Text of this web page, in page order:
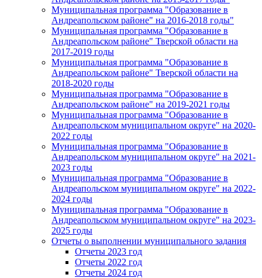
Муниципальная программа "Образование в
Андреапольском районе" на 2016-2018 годы"
Муниципальная программа "Образование в
Андреапольском районе" Тверской области на
2017-2019 годы
Муниципальная программа "Образование в
Андреапольском районе" Тверской области на
2018-2020 годы
Муниципальная программа "Образование в
Андреапольском районе" на 2019-2021 годы
Муниципальная программа "Образование в
Андреапольском муниципальном округе" на 2020-
2022 годы
Муниципальная программа "Образование в
Андреапольском муниципальном округе" на 2021-
2023 годы
Муниципальная программа "Образование в
Андреапольском муниципальном округе" на 2022-
2024 годы
Муниципальная программа "Образование в
Андреапольском муниципальном округе" на 2023-
2025 годы
Отчеты о выполнении муниципального задания
Отчеты 2023 год
Отчеты 2022 год
Отчеты 2024 год